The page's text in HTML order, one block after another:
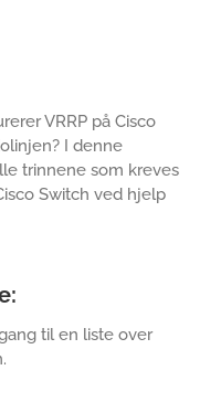
VRRP på Cisco
I denne
trinnene som kreves
Switch ved hjelp
til en liste over